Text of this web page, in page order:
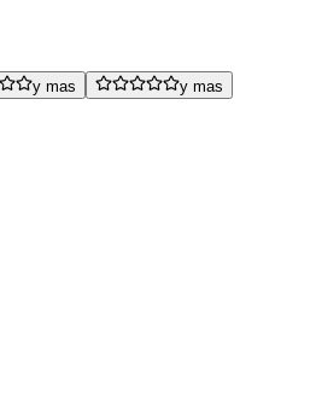
y mas
y mas